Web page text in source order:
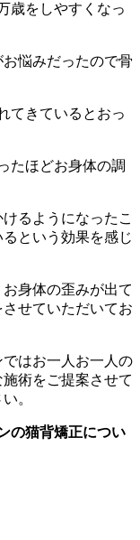
歳をしやすくなっ
悩みだったので骨
てきているとおっ
たほどお身体の調
るようになったこ
という効果を感じ
身体の歪みが出て
せていただいてお
はお一人お一人の
術をご提案させて
。
の猫背矯正につい